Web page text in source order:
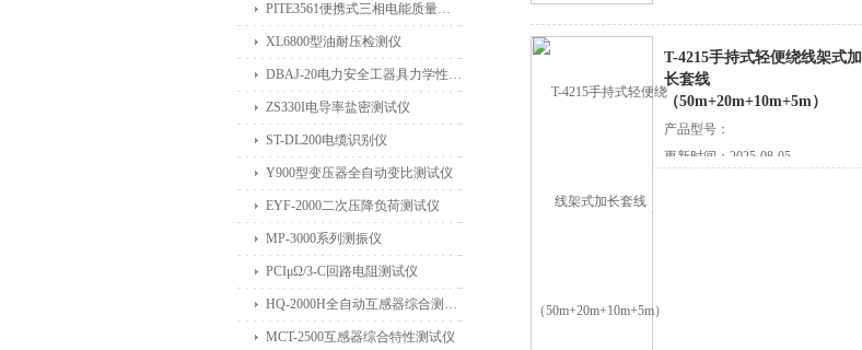
PITE3561便携式三相电能质量分析仪
XL6800型油耐压检测仪
DBAJ-20电力安全工器具力学性能试验机
ZS330I电导率盐密测试仪
ST-DL200电缆识别仪
Y900型变压器全自动变比测试仪
EYF-2000二次压降负荷测试仪
MP-3000系列测振仪
PCIμΩ/3-C回路电阻测试仪
HQ-2000H全自动互感器综合测试仪
MCT-2500互感器综合特性测试仪
T-4215手持式轻便绕线架式加
长套线
（50m+20m+10m+5m）
产品型号：
更新时间：2025-08-05